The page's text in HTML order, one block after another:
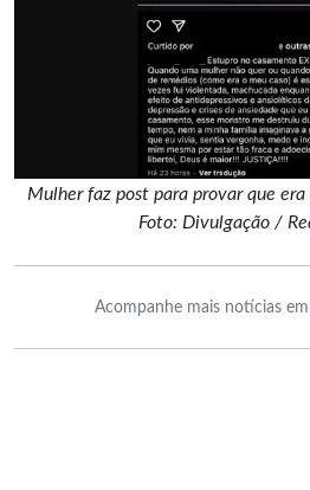
Mulher faz post para provar que
Foto: Divulgação /
Acompanhe mais notícias em